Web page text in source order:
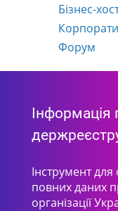
Бізнес-
Форум
Інформація
Інструмент
повних даних
організації